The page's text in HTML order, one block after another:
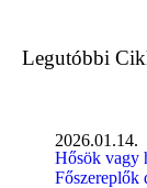
Legutóbbi
Hősök vagy
Főszereplők
2026.01.14.